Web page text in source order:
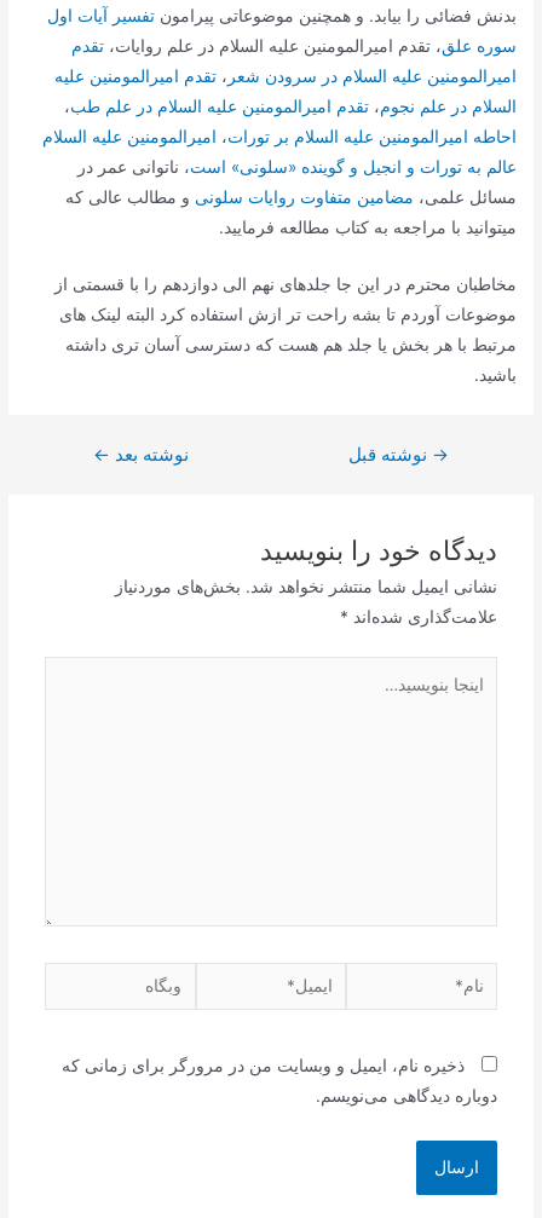
بدنش فضائى را بیابد. و همچنین موضوعاتی پیرامونتفسیر آیات اول
سوره علق‌، تقدم امیرالمومنین علیه السلام در علم روایات‌،تقدم
امیرالمومنین علیه السلام در سرودن شعر ،تقدم امیرالمومنین علیه
السلام در علم نجوم‌،تقدم امیرالمومنین علیه السلام در علم طب‌،
احاطه امیرالمومنین علیه السلام بر تورات‌، امیرالمومنین علیه السلام
عالم به تورات و انجیل و گوینده «سلونى» است، ناتوانى عمر در
مسائل علمى‌، مضامین متفاوت روایات سلونى‌ و مطالب عالی که
میتوانید با مراجعه به کتاب مطالعه فرمایید.
مخاطبان محترم در این جا جلدهای نهم الی دوازدهم را با قسمتی از
موضوعات آوردم تا بشه راحت تر ازش استفاده کرد البته لینک های
مرتبط با هر بخش یا جلد هم هست که دسترسی آسان تری داشته
باشید.
راهبری
→ نوشته قبل نوشته بعد ←
دیدگاه‌ خود را بنویسید
نشانی ایمیل شما منتشر نخواهد شد. بخش‌های موردنیاز
علامت‌گذاری شده‌اند *
بنویسید…
نام* ایمیل* وبگاه
ذخیره نام، ایمیل و وبسایت من در مرورگر برای زمانی که
دوباره دیدگاهی می‌نویسم.